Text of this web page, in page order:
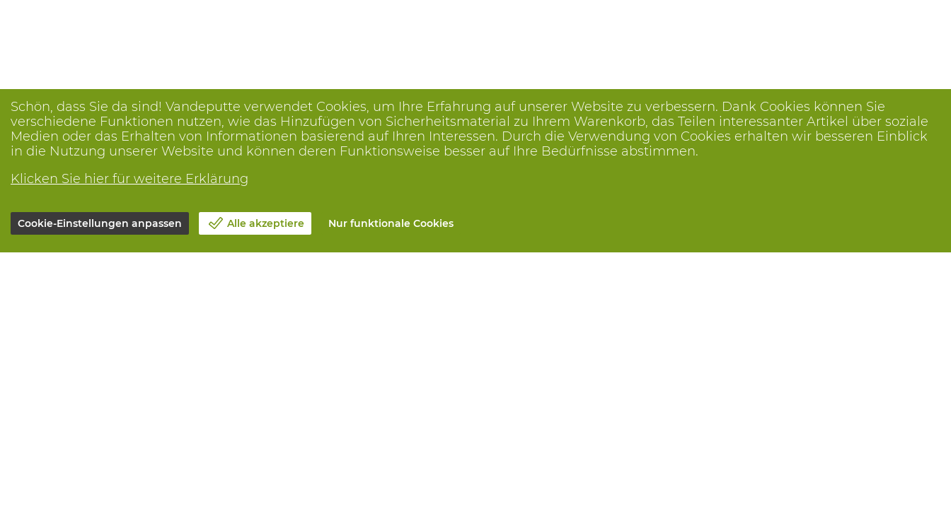
Schön, dass Sie da sind! Vandeputte verwendet Cookies, um Ihre Erfahrung auf unserer Website zu verbessern. Dank Cookies können Sie
verschiedene Funktionen nutzen, wie das Hinzufügen von Sicherheitsmaterial zu Ihrem Warenkorb, das Teilen interessanter Artikel über soziale
Medien oder das Erhalten von Informationen basierend auf Ihren Interessen. Durch die Verwendung von Cookies erhalten wir besseren Einblick
in die Nutzung unserer Website und können deren Funktionsweise besser auf Ihre Bedürfnisse abstimmen.
Klicken Sie hier für weitere Erklärung
Cookie-Einstellungen anpassen Alle akzeptiere Nur funktionale Cookies